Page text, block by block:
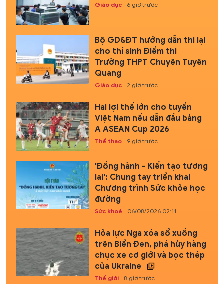
Giáo dục 6 giờ trước
Bộ GD&ĐT hướng dẫn thi lại
cho thí sinh Điểm thi
Trường THPT Chuyên Tuyên
Quang
Giáo dục 2 giờ trước
Hai lợi thế lớn cho tuyển
Việt Nam nếu dẫn đầu bảng
A ASEAN Cup 2026
Thể thao 9 giờ trước
'Đồng hành - Kiến tạo tương
lai': Chung tay triển khai
Chương trình Sức khỏe học
đường
Sức khoẻ 06/08/2026 02:11
Hỏa lực Nga xóa sổ xuồng
trên Biển Đen, phá hủy hàng
chục xe cơ giới và bọc thép
của Ukraine
Thế giới 8 giờ trước